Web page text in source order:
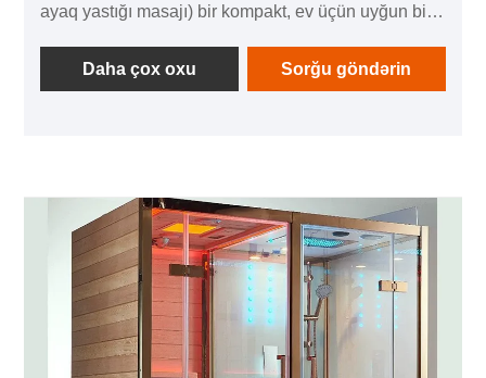
ayaq yastığı masajı) bir kompakt, ev üçün uyğun bir
paneli, sauna qızdırıcısı, təhlükəsizlik aksesuarları
(partlamaya davamlı işıq, termometr) və erqonomik
mükəmməldir.
Daha çox oxu Sorğu göndərin